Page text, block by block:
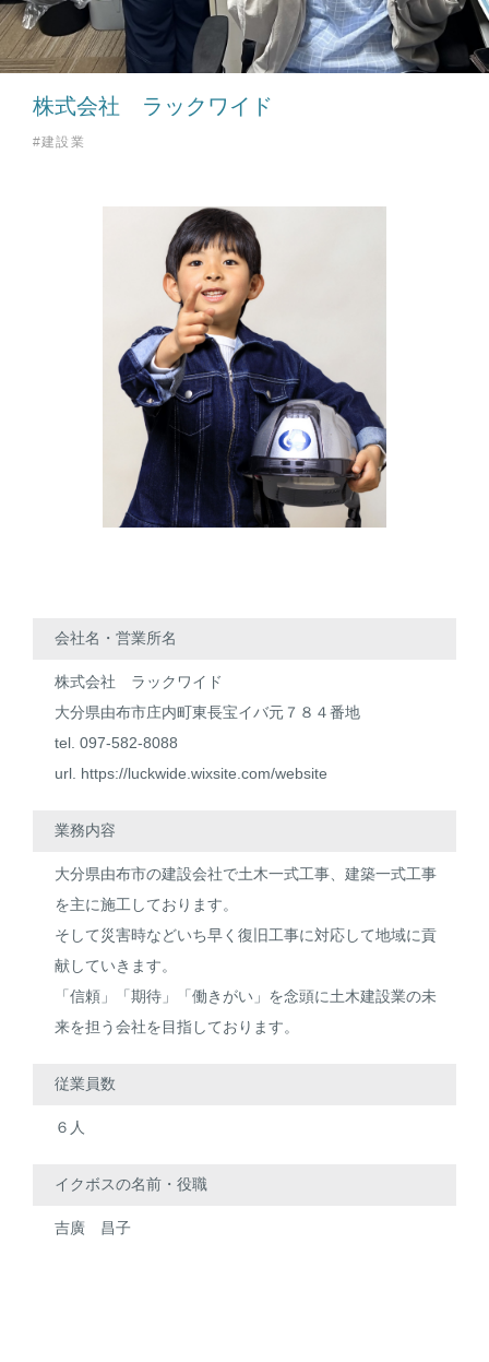
株式会社 ラックワイド
#建設業
会社名・営業所名
株式会社 ラックワイド
大分県由布市庄内町東長宝イバ元７８４番地
tel. 097-582-8088
url. https://luckwide.wixsite.com/website
業務内容
大分県由布市の建設会社で土木一式工事、建築一式工事
を主に施工しております。
そして災害時などいち早く復旧工事に対応して地域に貢
献していきます。
「信頼」「期待」「働きがい」を念頭に土木建設業の未
来を担う会社を目指しております。
従業員数
６人
イクボスの名前・役職
吉廣 昌子